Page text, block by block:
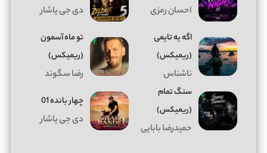
احسان رمزی دی جی یاشار
اگه یه تایمی
(ریمیکس)
ناشناس
تو ماه آسمون
(ریمیکس)
رضا سگوند
سنگ تمام
(ریمیکس)
حمیدرضا بابایی
چهار بانده 01
دی جی یاشار